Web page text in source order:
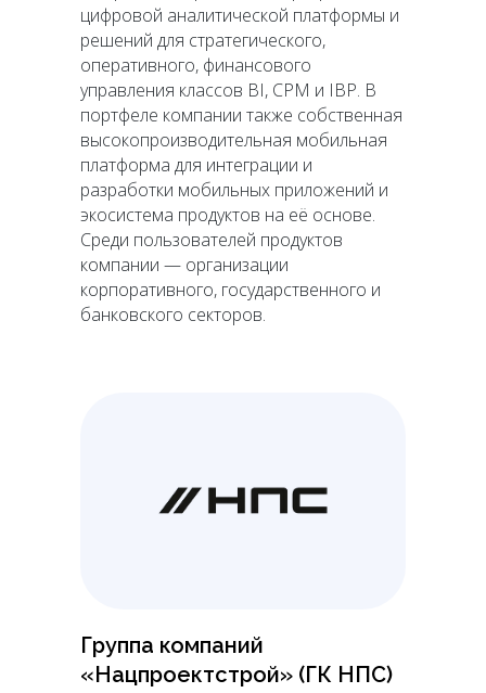
цифровой аналитической платформы и
решений для стратегического,
оперативного, финансового
управления классов BI, CPM и IBP. В
портфеле компании также собственная
высокопроизводительная мобильная
платформа для интеграции и
разработки мобильных приложений и
экосистема продуктов на её основе.
Среди пользователей продуктов
компании — организации
корпоративного, государственного и
банковского секторов.
Группа компаний
«Нацпроектстрой» (ГК НПС)